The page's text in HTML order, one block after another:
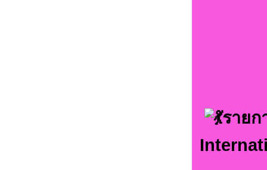
รายก